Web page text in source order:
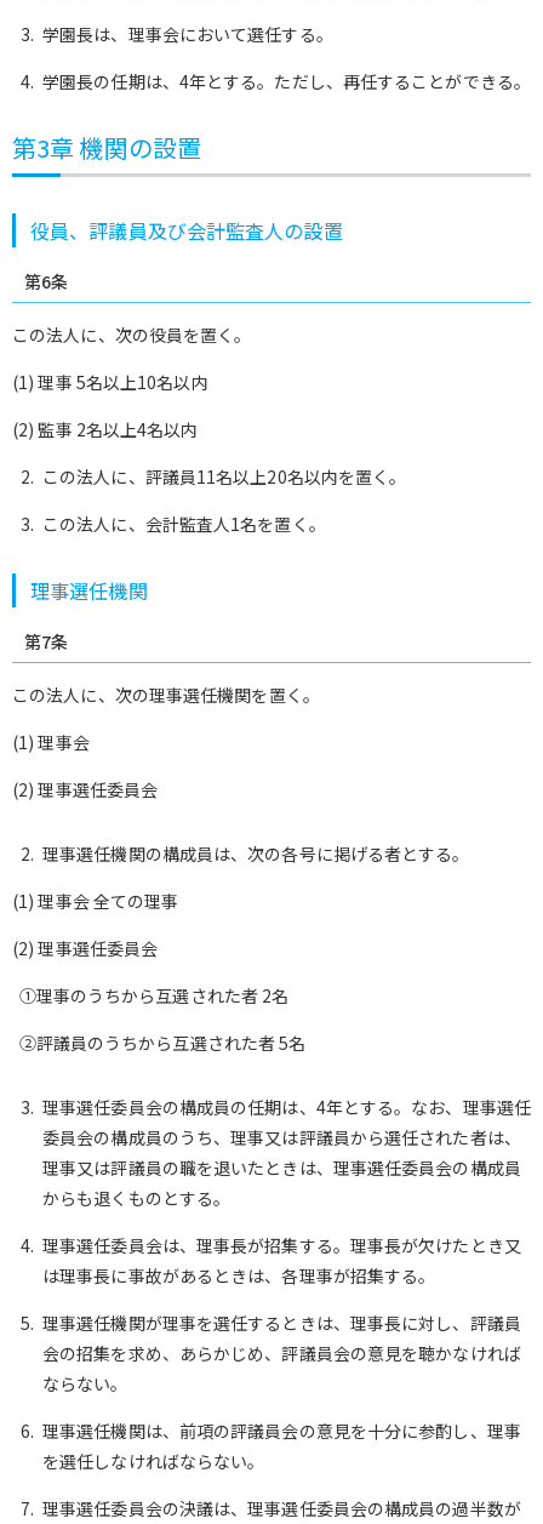
学園長は、理事会において選任する。
学園長の任期は、4年とする。ただし、再任することができる。
第3章 機関の設置
役員、評議員及び会計監査人の設置
第6条
この法人に、次の役員を置く。
(1) 理事 5名以上10名以内
(2) 監事 2名以上4名以内
この法人に、評議員11名以上20名以内を置く。
この法人に、会計監査人1名を置く。
理事選任機関
第7条
この法人に、次の理事選任機関を置く。
(1) 理事会
(2) 理事選任委員会
理事選任機関の構成員は、次の各号に掲げる者とする。
(1) 理事会 全ての理事
(2) 理事選任委員会
①理事のうちから互選された者 2名
②評議員のうちから互選された者 5名
理事選任委員会の構成員の任期は、4年とする。なお、理事選任
委員会の構成員のうち、理事又は評議員から選任された者は、
理事又は評議員の職を退いたときは、理事選任委員会の構成員
からも退くものとする。
理事選任委員会は、理事長が招集する。理事長が欠けたとき又
は理事長に事故があるときは、各理事が招集する。
理事選任機関が理事を選任するときは、理事長に対し、評議員
会の招集を求め、あらかじめ、評議員会の意見を聴かなければ
ならない。
理事選任機関は、前項の評議員会の意見を十分に参酌し、理事
を選任しなければならない。
理事選任委員会の決議は、理事選任委員会の構成員の過半数が